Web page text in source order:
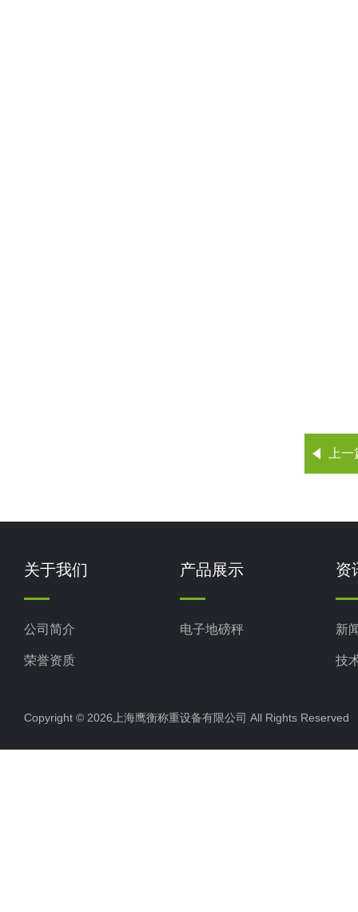
上
关于我们
公司简介
荣誉资质
产品展示
电子地磅秤
资
新
技
Copyright © 2026上海鹰衡称重设备有限公司 All Rights